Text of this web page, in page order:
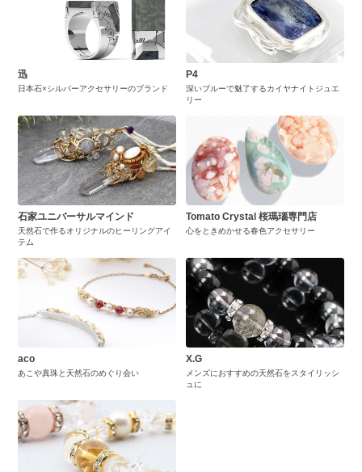
迅
日本石×シルバーアクセサリーのブランド
P4
深いブルーで魅了するカイヤナイトジュエ
リー
石家ユニバーサルマインド
天然石で作るオリジナルのヒーリングアイ
テム
Tomato Crystal 桜瑪瑙専門店
心をときめかせる春色アクセサリー
aco
あこや真珠と天然石のめぐり会い
X.G
メンズにおすすめの天然石をスタイリッシ
ュに